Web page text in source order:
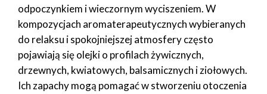
odpoczynkiem i wieczornym wyciszeniem. W
kompozycjach aromaterapeutycznych wybieranych
do relaksu i spokojniejszej atmosfery często
pojawiają się olejki o profilach żywicznych,
drzewnych, kwiatowych, balsamicznych i ziołowych.
Ich zapachy mogą pomagać w stworzeniu otoczenia